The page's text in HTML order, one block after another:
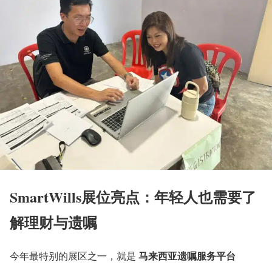
SmartWills展位亮点：年轻人也需要了
解理财与遗嘱
今年最特别的展区之一，就是 马来西亚遗嘱服务平台